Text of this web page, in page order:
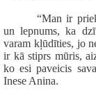
“Man ir
un lepnums, ka
varam kļūdīties, jo
ir kā stiprs mūris,
ko esi paveicis
Inese Anina.